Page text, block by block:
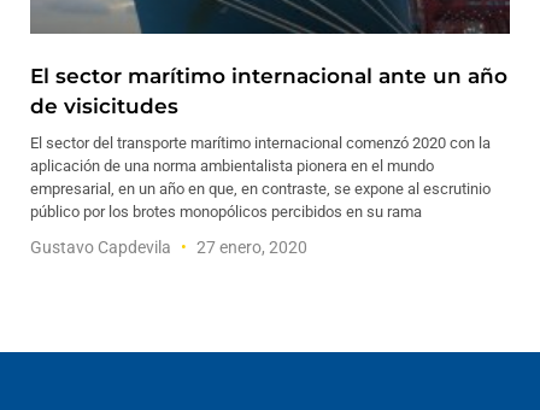
El sector marítimo internacional ante un año
de visicitudes
El sector del transporte marítimo internacional comenzó 2020 con la
aplicación de una norma ambientalista pionera en el mundo
empresarial, en un año en que, en contraste, se expone al escrutinio
público por los brotes monopólicos percibidos en su rama
Gustavo Capdevila 27 enero, 2020